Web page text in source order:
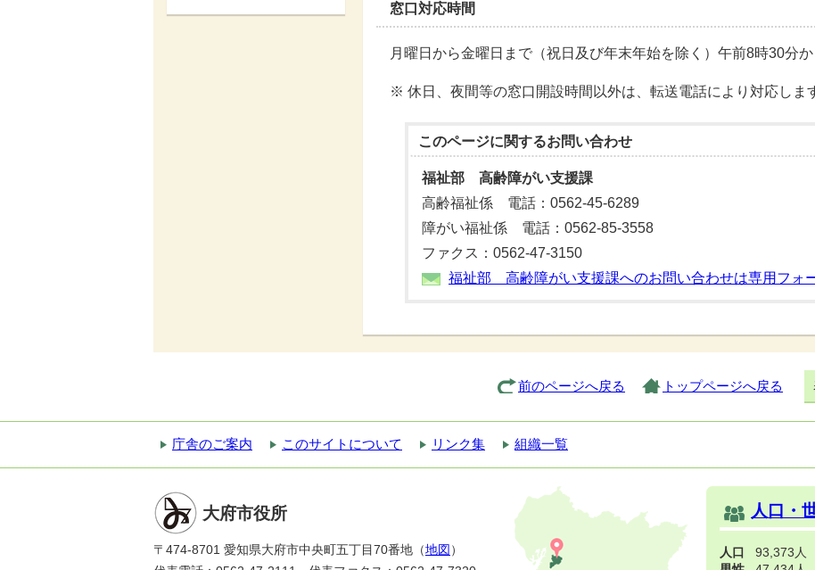
窓口対応時間
月曜日から金曜日まで（祝日及び年末年始を除く）午前8時30分
※ 休日、夜間等の窓口開設時間以外は、転送電話により対応しま
このページに関するお問い合わせ
福祉部 高齢障がい支援課
高齢福祉係 電話：0562-45-6289
障がい福祉係 電話：0562-85-3558
ファクス：0562-47-3150
福祉部 高齢障がい支援課へのお問い合わせは専用フォ
前のページへ戻る トップページへ戻る
庁舎のご案内 このサイトについて リンク集 組織一覧
大府市役所
〒474-8701 愛知県大府市中央町五丁目70番地（地図 ）
人口・
人口
93,373人